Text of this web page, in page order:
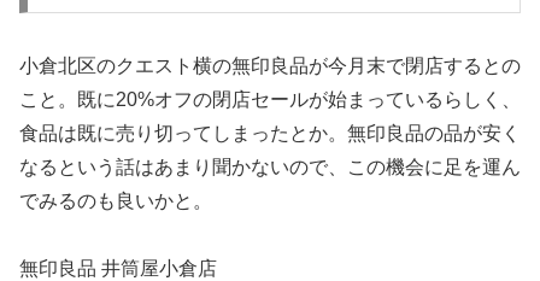
小倉北区のクエスト横の無印良品が今月末で閉店するとの
こと。既に20%オフの閉店セールが始まっているらしく、
食品は既に売り切ってしまったとか。無印良品の品が安く
なるという話はあまり聞かないので、この機会に足を運ん
でみるのも良いかと。
無印良品 井筒屋小倉店